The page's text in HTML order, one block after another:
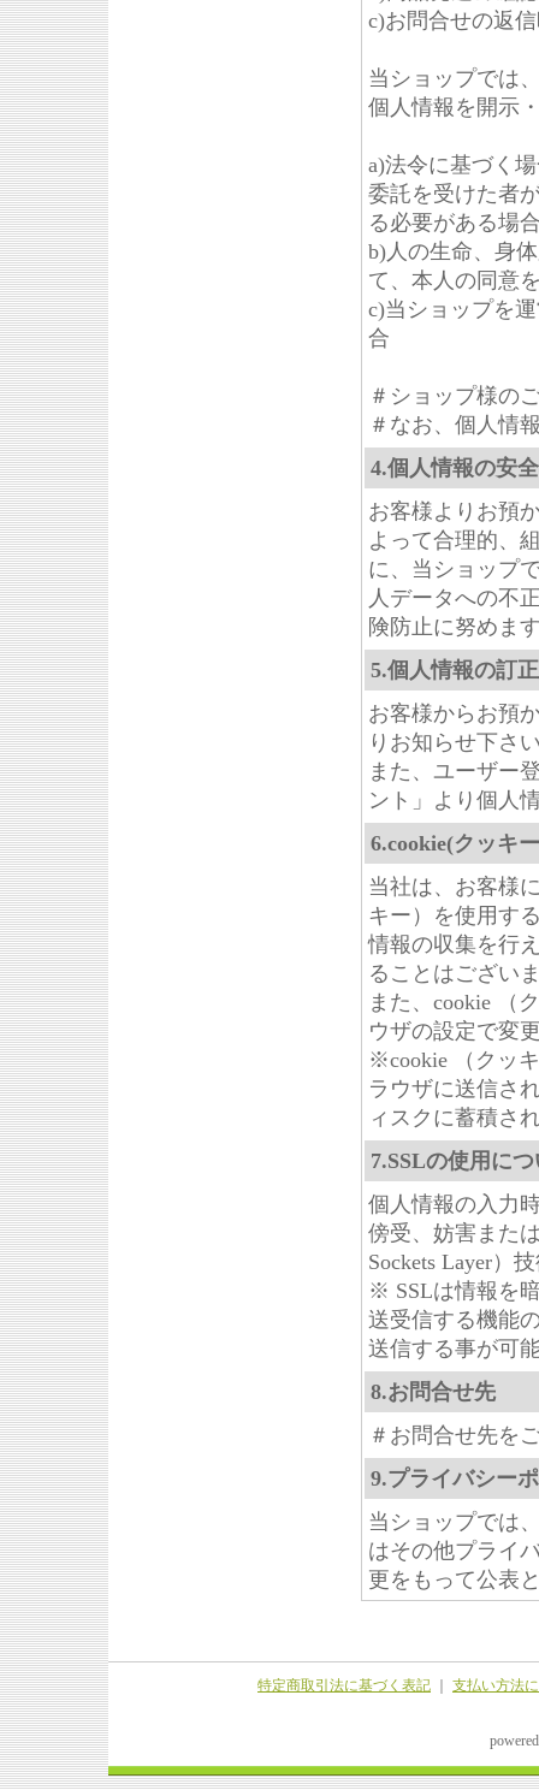
c)お問合せの返
当ショップでは
個人情報を開示
a)法令に基づく
委託を受けた者
る必要がある場
b)人の生命、身
て、本人の同意
c)当ショップを
合
＃ショップ様の
＃なお、個人情
4.個人情報の安
お客様よりお預
よって合理的、
に、当ショップ
人データへの不
険防止に努めま
5.個人情報の訂
お客様からお預
りお知らせ下さ
また、ユーザー
ント」より個人
6.cookie(クッキ
当社は、お客様
キー）を使用す
情報の収集を行
ることはござい
また、cookie （
ウザの設定で変
※cookie （クッ
ラウザに送信さ
ィスクに蓄積さ
7.SSLの使用に
個人情報の入力
傍受、妨害また
Sockets Layer）
※ SSLは情報を
送受信する機能
送信する事が可
8.お問合せ先
＃お問合せ先を
9.プライバシー
当ショップでは
はその他プライ
更をもって公表
特定商取引法に基づく表記 支払い方法